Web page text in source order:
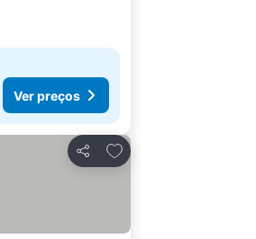
Ver preços
Partilhar
Adicionar aos favoritos